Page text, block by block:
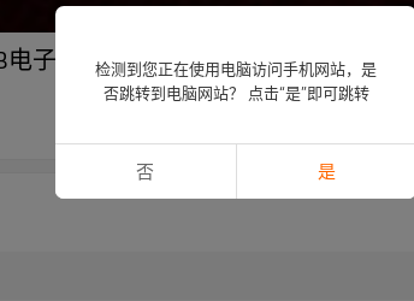
子标签读写器 无线射频识别（RFID）
检测到您正在使用电脑访问手机网站，是
否跳转到电脑网站？ 点击“是”即可跳转
否 是